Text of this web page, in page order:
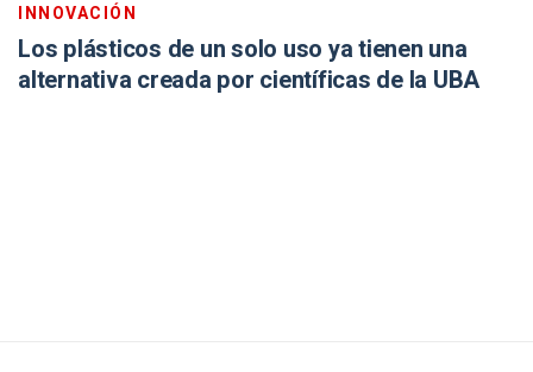
INNOVACIÓN
Los plásticos de un solo uso ya tienen una
alternativa creada por científicas de la UBA